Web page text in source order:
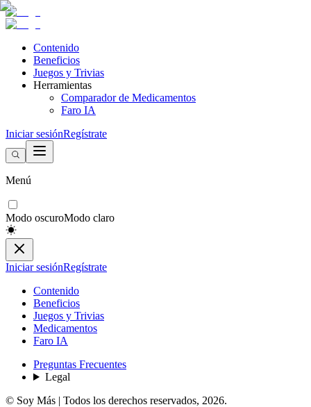
Contenido
Beneficios
Juegos y Trivias
Herramientas
Comparador de Medicamentos
Faro IA
Iniciar sesiónRegístrate
Menú
Modo oscuroModo claro
Iniciar sesiónRegístrate
Contenido
Beneficios
Juegos y Trivias
Medicamentos
Faro IA
Preguntas Frecuentes
Legal
© Soy Más | Todos los derechos reservados, 2026.